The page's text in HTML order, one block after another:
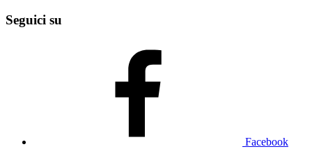
Seguici su
Facebook